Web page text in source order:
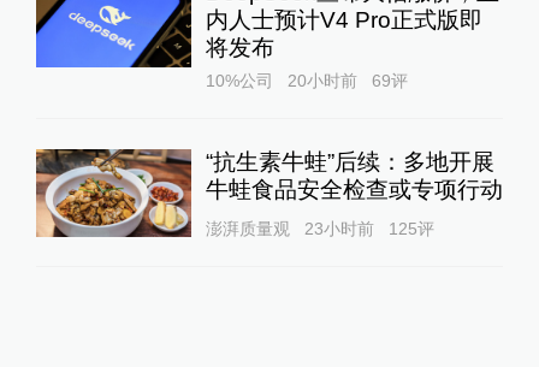
内人士预计V4 Pro正式版即
将发布
10%公司 20小时前 69评
“抗生素牛蛙”后续：多地开展
牛蛙食品安全检查或专项行动
澎湃质量观 23小时前 125评